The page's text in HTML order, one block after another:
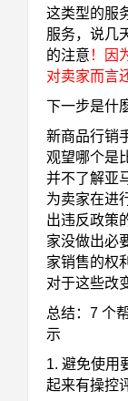
这类型的服
服务，说几
的注意 ！因
对卖家而言
下一步是什
新商品行销
观望哪个是
并不了解亚
为卖家在进
出违反政策
家没做出必
家销售的权
对于这些改
总结：7 个
示
1. 避免使用
起来有操控